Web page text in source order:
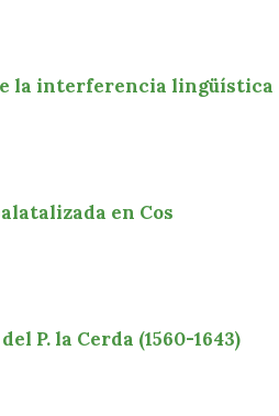
la interferencia lingüística
en Cos
P. la Cerda (1560-1643)